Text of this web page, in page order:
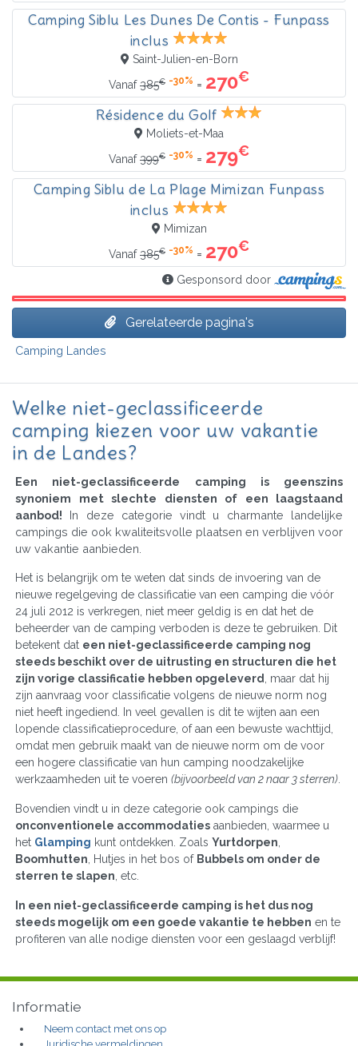
Camping Siblu Les Dunes De Contis - Funpass
inclus
Saint-Julien-en-Born
Vanaf385€ -30% = 270€
Résidence du Golf
Moliets-et-Maa
Vanaf399€ -30% = 279€
Camping Siblu de La Plage Mimizan Funpass
inclus
Mimizan
Vanaf385€ -30% = 270€
Gesponsord door
Gerelateerde pagina's
Camping Landes
Welke niet-geclassificeerde
camping kiezen voor uw vakantie
in de Landes?
Een niet-geclassificeerde camping is geenszins
synoniem met slechte diensten of een laagstaand
aanbod! In deze categorie vindt u charmante landelijke
campings die ook kwaliteitsvolle plaatsen en verblijven voor
uw vakantie aanbieden.
Het is belangrijk om te weten dat sinds de invoering van de
nieuwe regelgeving de classificatie van een camping die vóór
24 juli 2012 is verkregen, niet meer geldig is en dat het de
beheerder van de camping verboden is deze te gebruiken. Dit
betekent dat een niet-geclassificeerde camping nog
steeds beschikt over de uitrusting en structuren die het
zijn vorige classificatie hebben opgeleverd
, maar dat hij
zijn aanvraag voor classificatie volgens de nieuwe norm nog
niet heeft ingediend. In veel gevallen is dit te wijten aan een
lopende classificatieprocedure, of aan een bewuste wachttijd,
omdat men gebruik maakt van de nieuwe norm om de voor
een hogere classificatie van hun camping noodzakelijke
werkzaamheden uit te voeren (bijvoorbeeld van 2 naar 3 sterren)
Bovendien vindt u in deze categorie ook campings die
onconventionele accommodaties aanbieden, waarmee u
het Glamping kunt ontdekken. Zoals Yurtdorpen
Boomhutten , Hutjes in het bos of Bubbels om onder de
sterren te slapen , etc.
In een niet-geclassificeerde camping is het dus nog
steeds mogelijk om een goede vakantie te hebben en te
profiteren van alle nodige diensten voor een geslaagd verblijf!
Informatie
Neem contact met ons op